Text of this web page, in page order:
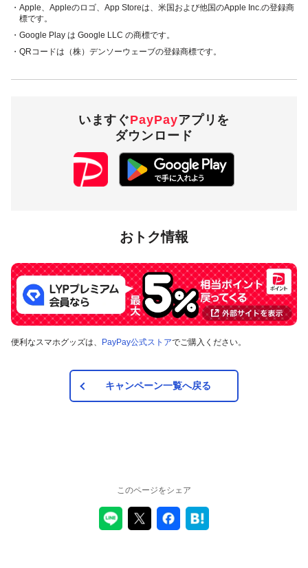
・Apple、Appleのロゴ、App Storeは、米国および他国のApple Inc.の登録商
標です。
・Google Play は Google LLC の商標です。
・QRコードは（株）デンソーウェーブの登録商標です。
いますぐPayPayアプリを
ダウンロード
おトク情報
便利なスマホグッズは、 PayPay公式ストアでご購入ください。
キャンペーン一覧へ戻る
このページをシェア